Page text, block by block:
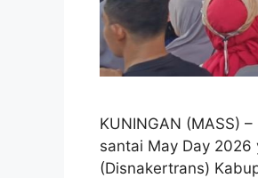
KUNINGAN (MASS)
santai May Day 2026
(Disnakertrans)